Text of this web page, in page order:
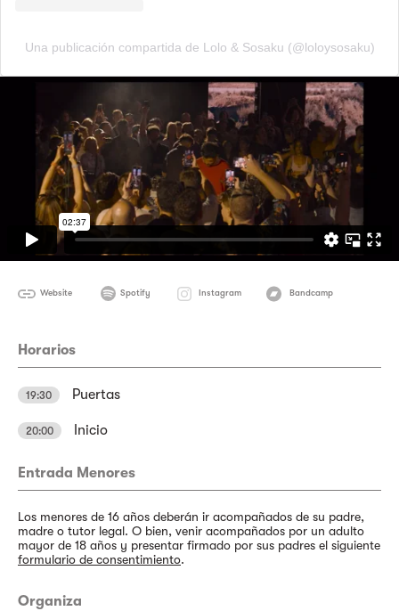
Una publicación compartida de Lolo & Sosaku (@loloysosaku)
Website Spotify Instagram Bandcamp
Horarios
19:30 Puertas
20:00 Inicio
Entrada Menores
Los menores de 16 años deberán ir acompañados de su padre,
madre o tutor legal. O bien, venir acompañados por un adulto
mayor de 18 años y presentar firmado por sus padres el siguiente
formulario de consentimiento.
Organiza